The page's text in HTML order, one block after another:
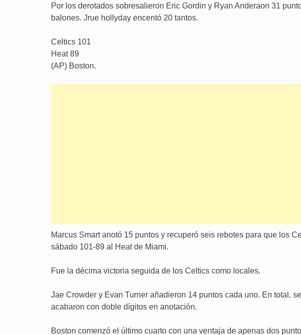
Por los derotados sobresalieron Eric Gordin y Ryan Anderaon 31
balones. Jrue hollyday encentó 20 tantos.
Celtics 101
Heat 89
(AP) Boston.
Marcus Smart anotó 15 puntos y recuperó seis rebotes para que los
sábado 101-89 al Heat de Miami.
Fue la décima victoria seguida de los Celtics como locales.
Jae Crowder y Evan Turner añadieron 14 puntos cada uno. En total,
acabaron con doble dígitos en anotación.
Boston comenzó el último cuarto con una ventaja de apenas dos